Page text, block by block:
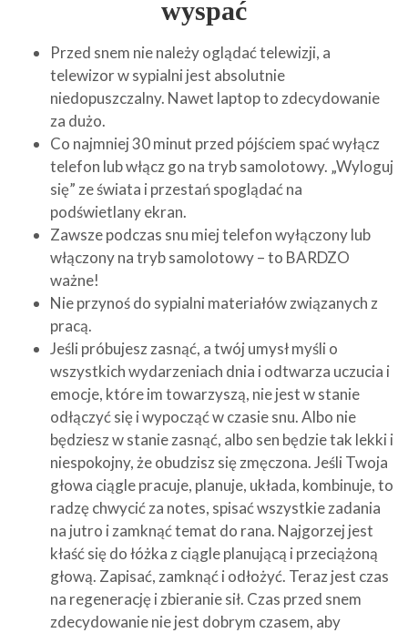
wyspać
Przed snem nie należy oglądać telewizji, a
telewizor w sypialni jest absolutnie
niedopuszczalny. Nawet laptop to zdecydowanie
za dużo.
Co najmniej 30 minut przed pójściem spać wyłącz
telefon lub włącz go na tryb samolotowy. „Wyloguj
się” ze świata i przestań spoglądać na
podświetlany ekran.
Zawsze podczas snu miej telefon wyłączony lub
włączony na tryb samolotowy – to BARDZO
ważne!
Nie przynoś do sypialni materiałów związanych z
pracą.
Jeśli próbujesz zasnąć, a twój umysł myśli o
wszystkich wydarzeniach dnia i odtwarza uczucia i
emocje, które im towarzyszą, nie jest w stanie
odłączyć się i wypocząć w czasie snu. Albo nie
będziesz w stanie zasnąć, albo sen będzie tak lekki i
niespokojny, że obudzisz się zmęczona. Jeśli Twoja
głowa ciągle pracuje, planuje, układa, kombinuje, to
radzę chwycić za notes, spisać wszystkie zadania
na jutro i zamknąć temat do rana. Najgorzej jest
kłaść się do łóżka z ciągle planującą i przeciążoną
głową. Zapisać, zamknąć i odłożyć. Teraz jest czas
na regenerację i zbieranie sił. Czas przed snem
zdecydowanie nie jest dobrym czasem, aby